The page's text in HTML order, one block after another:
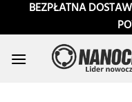
PrzewińBEZPŁATNA